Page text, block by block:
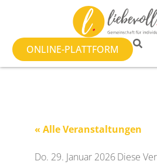
ONLINE-PLATTFORM
« Alle Veranstaltungen
Do. 29. Januar 2026Diese